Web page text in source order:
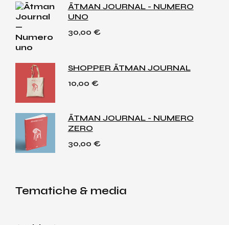
ĀTMAN JOURNAL - NUMERO
UNO
30,00 €
SHOPPER ĀTMAN JOURNAL
10,00 €
ĀTMAN JOURNAL - NUMERO
ZERO
30,00 €
Tematiche & media